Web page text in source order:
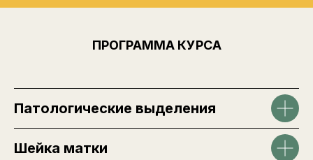
ПРОГРАММА КУРСА
Патологические выделения
Шейка матки